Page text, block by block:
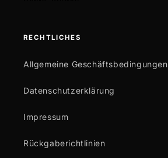
RECHTLICHES
Allgemeine Geschäftsbedingungen
Datenschutzerklärung
Impressum
Rückgaberichtlinien